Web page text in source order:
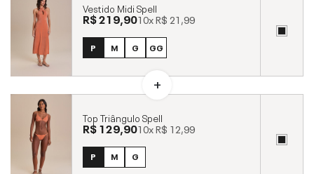
Vestido Midi Spell
R$ 219,9010xR$ 21,99
P M G GG
Top Triângulo Spell
R$ 129,9010xR$ 12,99
P M G